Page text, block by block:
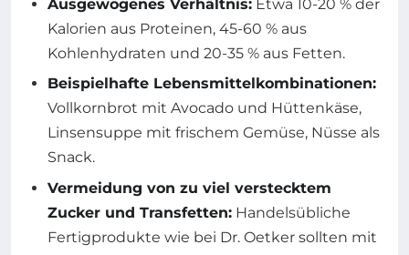
Ausgewogenes Verhältnis: Etwa 10-20 % der
Kalorien aus Proteinen, 45-60 % aus
Kohlenhydraten und 20-35 % aus Fetten.
Beispielhafte Lebensmittelkombinationen:
Vollkornbrot mit Avocado und Hüttenkäse,
Linsensuppe mit frischem Gemüse, Nüsse als
Snack.
Vermeidung von zu viel verstecktem
Zucker und Transfetten: Handelsübliche
Fertigprodukte wie bei Dr. Oetker sollten mit